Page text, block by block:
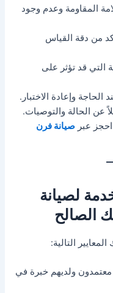
المقاومة وعدم وجود
من دقة القياس
التي قد تؤثر على
وإعادة الاختبار.
عن الحالة والتوصيات.
عبرصيانة فرن
لصيانة
الصالح
التالية:
معتمدون ولديهم خبرة في